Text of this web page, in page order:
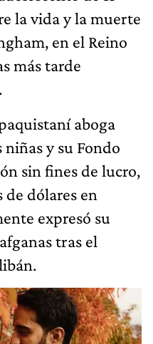
la vida y la muerte
en el Reino
más tarde
aboga
y su Fondo
sin fines de lucro,
dólares en
expresó su
tras el